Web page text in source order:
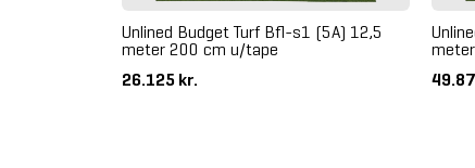
Unlined Budget Turf Bfl-s1 (5A) 12,5
meter 200 cm u/tape
26.125 kr.